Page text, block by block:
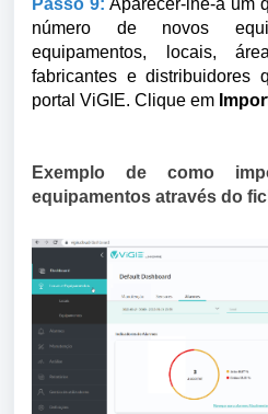
Passo 9:Aparecer-lhe-á um
número de novos
equipamentos, locais,
fabricantes e distribuidores
portal ViGIE. Clique em
Exemplo de como
equipamentos através do